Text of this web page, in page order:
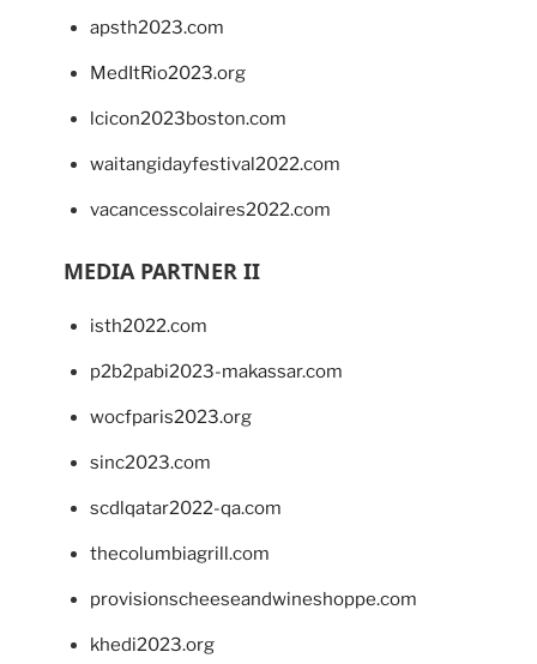
apsth2023.com
MedItRio2023.org
lcicon2023boston.com
waitangidayfestival2022.com
vacancesscolaires2022.com
MEDIA PARTNER II
isth2022.com
p2b2pabi2023-makassar.com
wocfparis2023.org
sinc2023.com
scdlqatar2022-qa.com
thecolumbiagrill.com
provisionscheeseandwineshoppe.com
khedi2023.org